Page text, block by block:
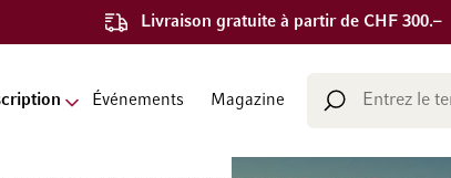
Livraison gratuite à partir de CHF 300.–
Événements Magazine
Chercher